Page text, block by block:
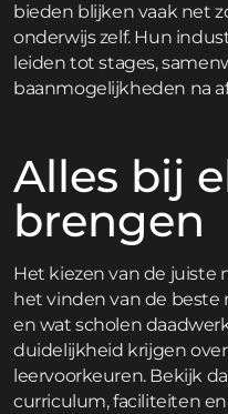
bieden blijken vaak net
onderwijs zelf. Hun
leiden tot stages,
baanmogelijkheden na
Alles bij
brengen
Het kiezen van de juiste
het vinden van de beste
en wat scholen
duidelijkheid krijgen
leervoorkeuren. Bekijk
curriculum, faciliteiten